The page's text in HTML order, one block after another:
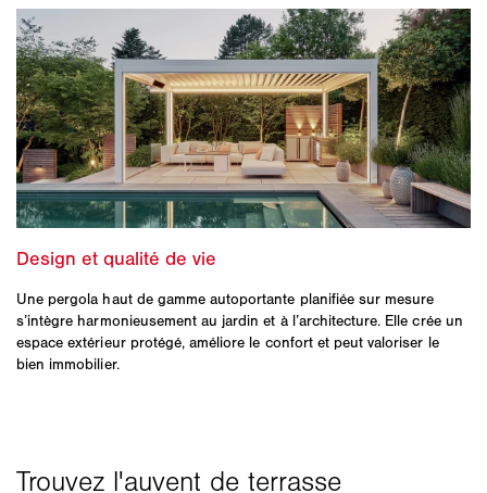
Une pergola haut de gamme autoportante planifiée sur mesure
s’intègre harmonieusement au jardin et à l’architecture. Elle crée un
espace extérieur protégé, améliore le confort et peut valoriser le
bien immobilier.